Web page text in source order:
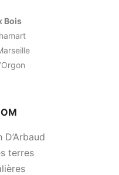
Bois
terres